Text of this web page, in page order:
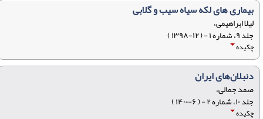
بیماری های لکه سیاه سیب و گلابی
لیلا ابراهیمی،
جلد ۹، شماره ۱ - ( ۱۲-۱۳۹۸ )
چکیده
دنبلان‌های ایران
صمد جمالی،
جلد ۱۰، شماره ۲ - ( ۶-۱۴۰۰ )
چکیده